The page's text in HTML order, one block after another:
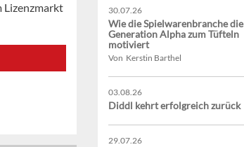
Lizenzmarkt
30.07.26
Wie die Spielwarenbranche die
Generation Alpha zum Tüfteln
motiviert
Von Kerstin Barthel
03.08.26
Diddl kehrt erfolgreich zurück
29.07.26